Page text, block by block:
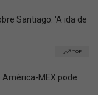
Santiago: 'A ida de
TOP
MEX pode